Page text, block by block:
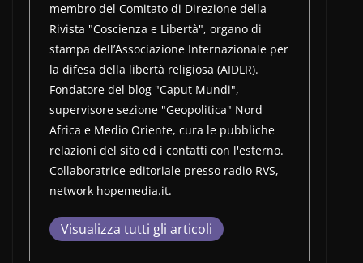
membro del Comitato di Direzione della
Rivista "Coscienza e Libertà", organo di
stampa dell’Associazione Internazionale per
la difesa della libertà religiosa (AIDLR).
Fondatore del blog "Caput Mundi",
supervisore sezione "Geopolitica" Nord
Africa e Medio Oriente, cura le pubbliche
relazioni del sito ed i contatti con l'esterno.
Collaboratrice editoriale presso radio RVS,
network hopemedia.it.
Visualizza tutti gli articoli